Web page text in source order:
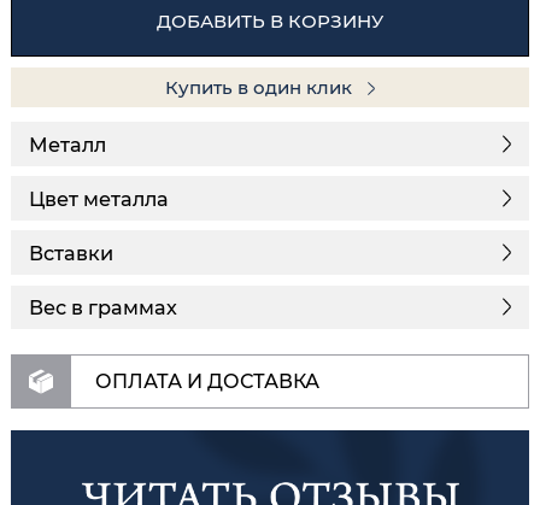
ДОБАВИТЬ В КОРЗИНУ
Купить в один клик
Металл
Цвет металла
Вставки
Вес в граммах
ОПЛАТА И ДОСТАВКА